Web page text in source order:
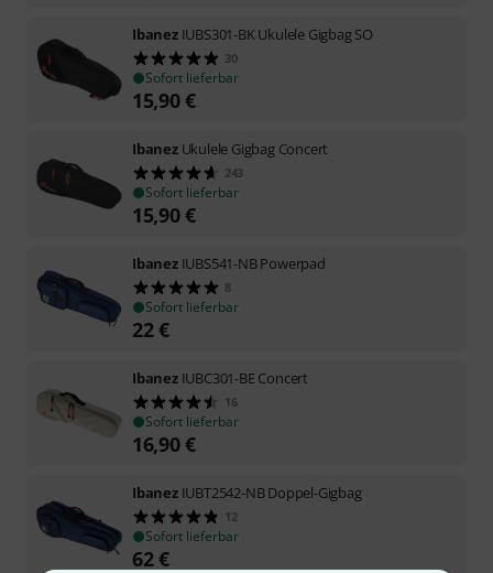
Ibanez IUBS301-BK Ukulele Gigbag SO
30
Sofort lieferbar
15,90€
Ibanez Ukulele Gigbag Concert
243
Sofort lieferbar
15,90€
Ibanez IUBS541-NB Powerpad
8
Sofort lieferbar
22€
Ibanez IUBC301-BE Concert
16
Sofort lieferbar
16,90€
Ibanez IUBT2542-NB Doppel-Gigbag
12
Sofort lieferbar
62€